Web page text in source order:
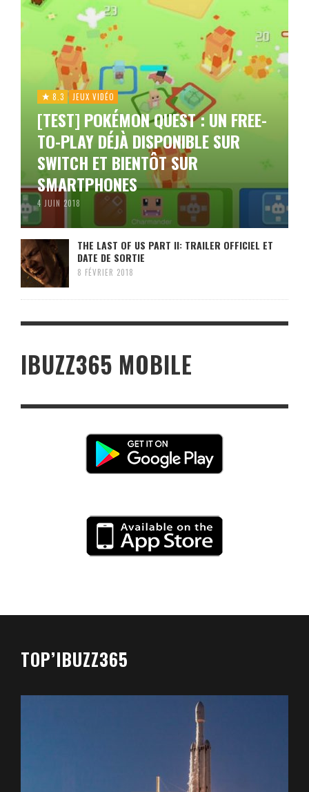
8.3 JEUX VIDÉO
[TEST] POKÉMON QUEST : UN FREE-
TO-PLAY DÉJÀ DISPONIBLE SUR
SWITCH ET BIENTÔT SUR
SMARTPHONES
4 JUIN 2018
THE LAST OF US PART II: TRAILER OFFICIEL ET
DATE DE SORTIE
8 FÉVRIER 2018
IBUZZ365 MOBILE
TOP’IBUZZ365